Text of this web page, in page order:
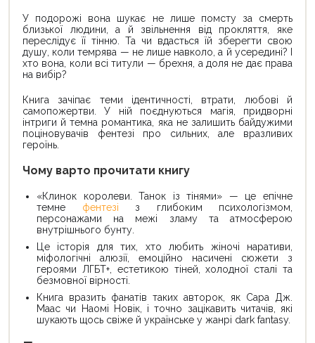
У подорожі вона шукає не лише помсту за смерть
близької людини, а й звільнення від прокляття, яке
переслідує її тінню. Та чи вдасться їй зберегти свою
душу, коли темрява — не лише навколо, а й усередині? І
хто вона, коли всі титули — брехня, а доля не дає права
на вибір?
Книга зачіпає теми ідентичності, втрати, любові й
самопожертви. У ній поєднуються магія, придворні
інтриги й темна романтика, яка не залишить байдужими
поціновувачів фентезі про сильних, але вразливих
героїнь.
Чому варто прочитати книгу
«Клинок королеви. Танок із тінями» — це епічне
темне фентезі з глибоким психологізмом,
персонажами на межі зламу та атмосферою
внутрішнього бунту.
Це історія для тих, хто любить жіночі наративи,
міфологічні алюзії, емоційно насичені сюжети з
героями ЛГБТ+, естетикою тіней, холодної сталі та
безмовної вірності.
Книга вразить фанатів таких авторок, як Сара Дж.
Маас чи Наомі Новік, і точно зацікавить читачів, які
шукають щось свіже й українське у жанрі dark fantasy.